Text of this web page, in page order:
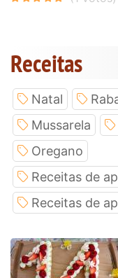
Receitas
Natal
Mussarela
Oregano
Receitas de
Receitas de